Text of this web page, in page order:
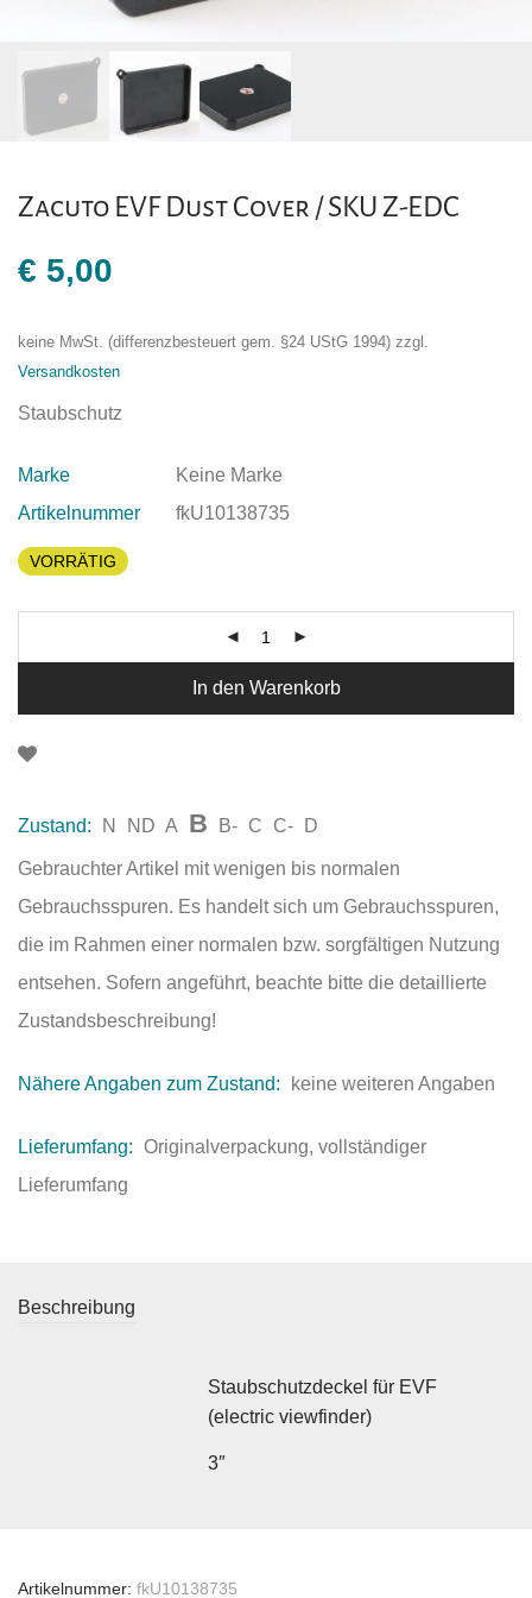
Zacuto EVF Dust Cover / SKU Z-EDC
€ 5,00
keine MwSt. (differenzbesteuert gem. §24 UStG 1994) zzgl.
Versandkosten
Staubschutz
Marke
Keine Marke
Artikelnummer
fkU10138735
VORRÄTIG
In den Warenkorb
Zustand: N ND A B B- C C- D
Gebrauchter Artikel mit wenigen bis normalen
Gebrauchsspuren. Es handelt sich um Gebrauchsspuren,
die im Rahmen einer normalen bzw. sorgfältigen Nutzung
entsehen. Sofern angeführt, beachte bitte die detaillierte
Zustandsbeschreibung!
Nähere Angaben zum Zustand: keine weiteren Angaben
Lieferumfang: Originalverpackung, vollständiger
Lieferumfang
Beschreibung
Staubschutzdeckel für EVF
(electric viewfinder)
3″
Artikelnummer: fkU10138735